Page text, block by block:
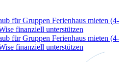
für Gruppen Ferienhaus mieten (4-
finanziell unterstützen
für Gruppen Ferienhaus mieten (4-
finanziell unterstützen